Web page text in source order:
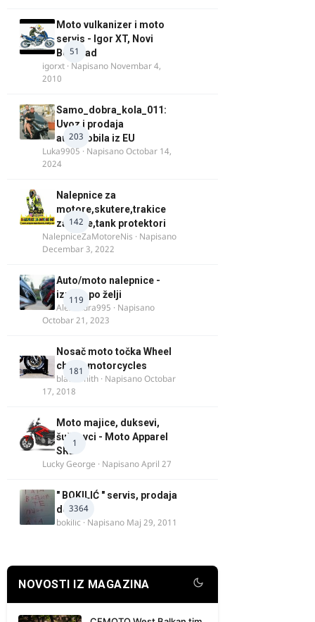
51
Moto vulkanizer i moto
servis - Igor XT, Novi
Beograd
igorxt · Napisano Novembar 4,
2010
203
Samo_dobra_kola_011:
Uvoz i prodaja
automobila iz EU
Luka9905 · NapisanoOctobar 14,
2024
142
Nalepnice za
motore,skutere,trakice
za felne,tank protektori
NalepniceZaMotoreNis · Napisano
Decembar 3, 2022
119
Auto/moto nalepnice -
izrada po želji
Alexandra995 · Napisano
Octobar 21, 2023
181
Nosač moto točka Wheel
chock motorcycles
blacksmith · NapisanoOctobar
17, 2018
1
Moto majice, duksevi,
šuškavci - Moto Apparel
SRB
Lucky George · NapisanoApril 27
3364
" BOKILIĆ " servis, prodaja
delova
bokilic · Napisano Maj 29, 2011
NOVOSTI IZ MAGAZINA